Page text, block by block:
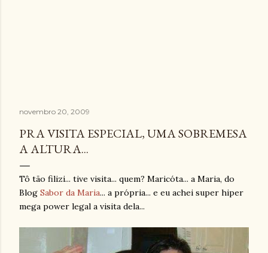
novembro 20, 2009
PRA VISITA ESPECIAL, UMA SOBREMESA
A ALTURA...
Tô tão filizi... tive visita... quem? Maricóta... a Maria, do
Blog Sabor da Maria... a própria... e eu achei super hiper
mega power legal a visita dela...